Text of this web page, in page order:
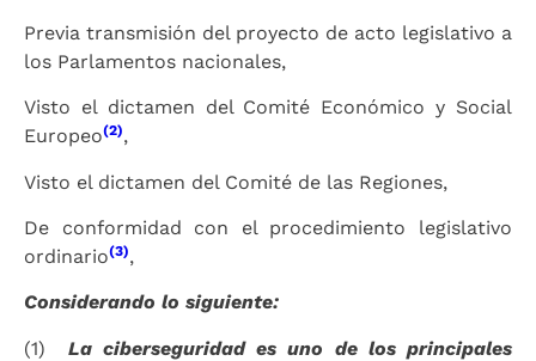
Previa transmisión del proyecto de acto legislativo a
los Parlamentos nacionales,
Visto el dictamen del Comité Económico y Social
Europeo(2),
Visto el dictamen del Comité de las Regiones,
De conformidad con el procedimiento legislativo
ordinario(3),
Considerando lo siguiente:
(1) La ciberseguridad es uno de los principales